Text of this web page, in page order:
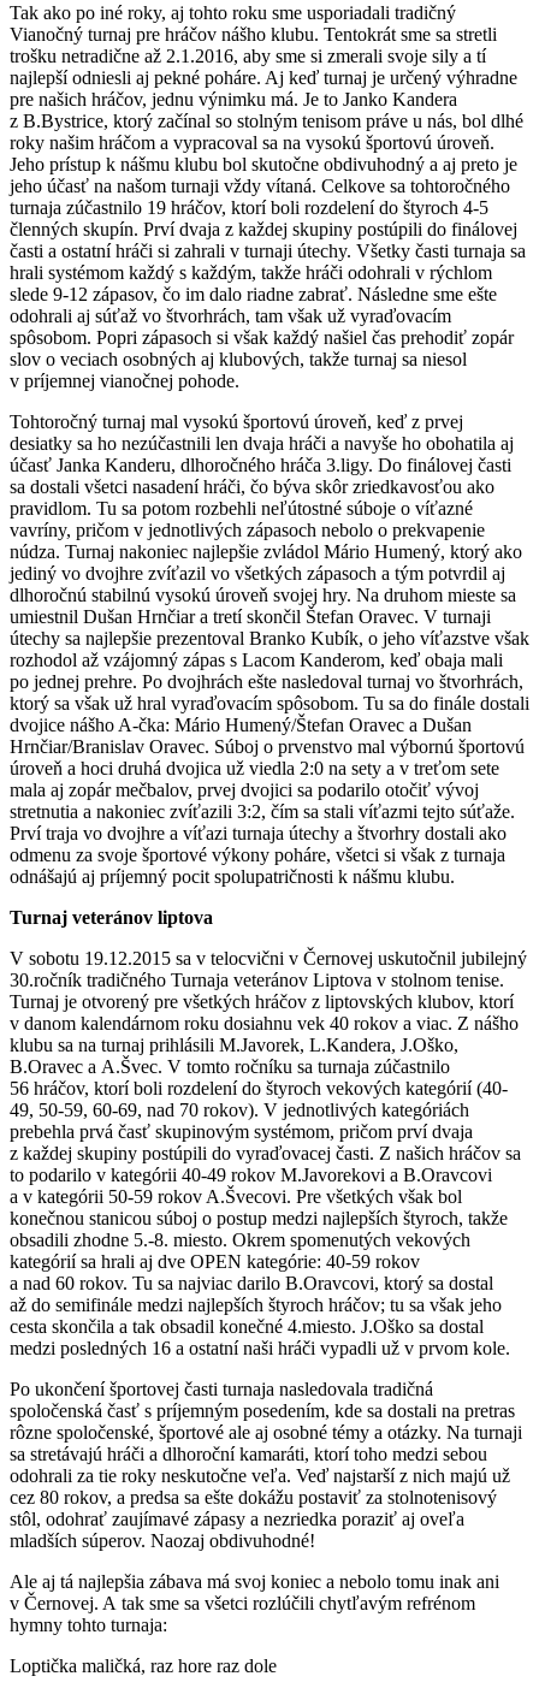
Tak ako po iné roky, aj tohto roku sme usporiadali tradičný
Vianočný turnaj pre hráčov nášho klubu. Tentokrát sme sa stretli
trošku netradične až 2.1.2016, aby sme si zmerali svoje sily a tí
najlepší odniesli aj pekné poháre. Aj keď turnaj je určený výhradne
pre našich hráčov, jednu výnimku má. Je to Janko Kandera
z B.Bystrice, ktorý začínal so stolným tenisom práve u nás, bol dlhé
roky našim hráčom a vypracoval sa na vysokú športovú úroveň.
Jeho prístup k nášmu klubu bol skutočne obdivuhodný a aj preto je
jeho účasť na našom turnaji vždy vítaná. Celkove sa tohtoročného
turnaja zúčastnilo 19 hráčov, ktorí boli rozdelení do štyroch 4-5
členných skupín. Prví dvaja z každej skupiny postúpili do finálovej
časti a ostatní hráči si zahrali v turnaji útechy. Všetky časti turnaja sa
hrali systémom každý s každým, takže hráči odohrali v rýchlom
slede 9-12 zápasov, čo im dalo riadne zabrať. Následne sme ešte
odohrali aj súťaž vo štvorhrách, tam však už vyraďovacím
spôsobom. Popri zápasoch si však každý našiel čas prehodiť zopár
slov o veciach osobných aj klubových, takže turnaj sa niesol
v príjemnej vianočnej pohode.
Tohtoročný turnaj mal vysokú športovú úroveň, keď z prvej
desiatky sa ho nezúčastnili len dvaja hráči a navyše ho obohatila aj
účasť Janka Kanderu, dlhoročného hráča 3.ligy. Do finálovej časti
sa dostali všetci nasadení hráči, čo býva skôr zriedkavosťou ako
pravidlom. Tu sa potom rozbehli neľútostné súboje o víťazné
vavríny, pričom v jednotlivých zápasoch nebolo o prekvapenie
núdza. Turnaj nakoniec najlepšie zvládol Mário Humený, ktorý ako
jediný vo dvojhre zvíťazil vo všetkých zápasoch a tým potvrdil aj
dlhoročnú stabilnú vysokú úroveň svojej hry. Na druhom mieste sa
umiestnil Dušan Hrnčiar a tretí skončil Štefan Oravec. V turnaji
útechy sa najlepšie prezentoval Branko Kubík, o jeho víťazstve však
rozhodol až vzájomný zápas s Lacom Kanderom, keď obaja mali
po jednej prehre. Po dvojhrách ešte nasledoval turnaj vo štvorhrách,
ktorý sa však už hral vyraďovacím spôsobom. Tu sa do finále dostali
dvojice nášho A-čka: Mário Humený/Štefan Oravec a Dušan
Hrnčiar/Branislav Oravec. Súboj o prvenstvo mal výbornú športovú
úroveň a hoci druhá dvojica už viedla 2:0 na sety a v treťom sete
mala aj zopár mečbalov, prvej dvojici sa podarilo otočiť vývoj
stretnutia a nakoniec zvíťazili 3:2, čím sa stali víťazmi tejto súťaže.
Prví traja vo dvojhre a víťazi turnaja útechy a štvorhry dostali ako
odmenu za svoje športové výkony poháre, všetci si však z turnaja
odnášajú aj príjemný pocit spolupatričnosti k nášmu klubu.
Turnaj veteránov liptova
V sobotu 19.12.2015 sa v telocvični v Černovej uskutočnil jubilejný
30.ročník tradičného Turnaja veteránov Liptova v stolnom tenise.
Turnaj je otvorený pre všetkých hráčov z liptovských klubov, ktorí
v danom kalendárnom roku dosiahnu vek 40 rokov a viac. Z nášho
klubu sa na turnaj prihlásili M.Javorek, L.Kandera, J.Oško,
B.Oravec a A.Švec. V tomto ročníku sa turnaja zúčastnilo
56 hráčov, ktorí boli rozdelení do štyroch vekových kategórií (40-
49, 50-59, 60-69, nad 70 rokov). V jednotlivých kategóriách
prebehla prvá časť skupinovým systémom, pričom prví dvaja
z každej skupiny postúpili do vyraďovacej časti. Z našich hráčov sa
to podarilo v kategórii 40-49 rokov M.Javorekovi a B.Oravcovi
a v kategórii 50-59 rokov A.Švecovi. Pre všetkých však bol
konečnou stanicou súboj o postup medzi najlepších štyroch, takže
obsadili zhodne 5.-8. miesto. Okrem spomenutých vekových
kategórií sa hrali aj dve OPEN kategórie: 40-59 rokov
a nad 60 rokov. Tu sa najviac darilo B.Oravcovi, ktorý sa dostal
až do semifinále medzi najlepších štyroch hráčov; tu sa však jeho
cesta skončila a tak obsadil konečné 4.miesto. J.Oško sa dostal
medzi posledných 16 a ostatní naši hráči vypadli už v prvom kole.
Po ukončení športovej časti turnaja nasledovala tradičná
spoločenská časť s príjemným posedením, kde sa dostali na pretras
rôzne spoločenské, športové ale aj osobné témy a otázky. Na turnaji
sa stretávajú hráči a dlhoroční kamaráti, ktorí toho medzi sebou
odohrali za tie roky neskutočne veľa. Veď najstarší z nich majú už
cez 80 rokov, a predsa sa ešte dokážu postaviť za stolnotenisový
stôl, odohrať zaujímavé zápasy a nezriedka poraziť aj oveľa
mladších súperov. Naozaj obdivuhodné!
Ale aj tá najlepšia zábava má svoj koniec a nebolo tomu inak ani
v Černovej. A tak sme sa všetci rozlúčili chytľavým refrénom
hymny tohto turnaja:
Loptička maličká, raz hore raz dole